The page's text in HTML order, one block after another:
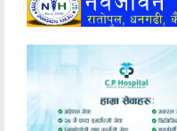
मनोरञ्जन
अन्य